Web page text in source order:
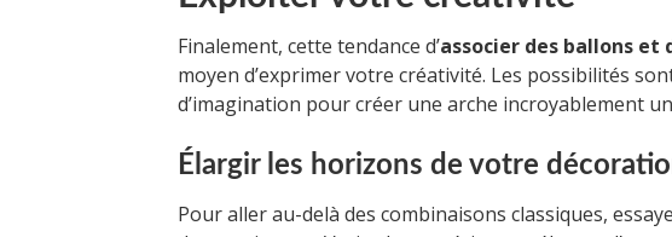
Finalement, cette tendance d’associer des ballons et
moyen d’exprimer votre créativité. Les possibilités
d’imagination pour créer une arche incroyablement
Élargir les horizons de votre
Pour aller au-delà des combinaisons classiques,